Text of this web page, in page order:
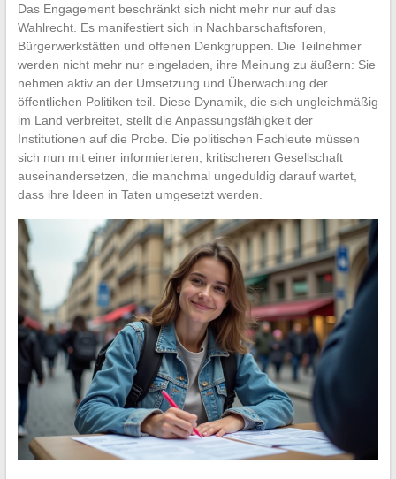
Das Engagement beschränkt sich nicht mehr nur auf das
Wahlrecht. Es manifestiert sich in Nachbarschaftsforen,
Bürgerwerkstätten und offenen Denkgruppen. Die Teilnehmer
werden nicht mehr nur eingeladen, ihre Meinung zu äußern: Sie
nehmen aktiv an der Umsetzung und Überwachung der
öffentlichen Politiken teil. Diese Dynamik, die sich ungleichmäßig
im Land verbreitet, stellt die Anpassungsfähigkeit der
Institutionen auf die Probe. Die politischen Fachleute müssen
sich nun mit einer informierteren, kritischeren Gesellschaft
auseinandersetzen, die manchmal ungeduldig darauf wartet,
dass ihre Ideen in Taten umgesetzt werden.